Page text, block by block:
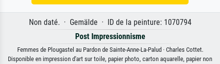
Non daté. · Gemälde · ID de la peinture: 1070794
Post Impressionnisme
Femmes de Plougastel au Pardon de Sainte-Anne-La-Palud · Charles Cottet.
Disponible en impression d'art sur toile, papier photo, carton aquarelle, papier non